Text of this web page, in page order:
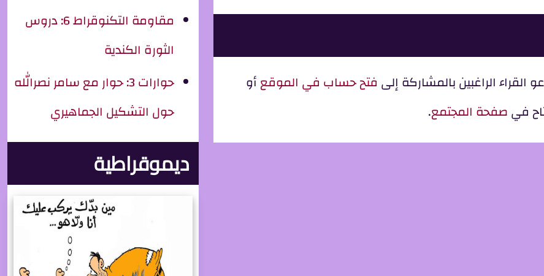
الراغبين بالمشاركة إلى فتح حساب في الموقعأو
فيصفحة المجتمع.
مقاومة التكنوقراط 6: دروس
الثورة الكندية
حوارات 3: حوار مع سامر نصرالله
حول التشكيل الجماهيري
ديموقراطية